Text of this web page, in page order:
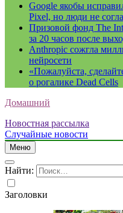
Google якобы
Pixel, но люди не
Призовой фонд The
за 20 часов после
Anthropic сожгла
нейросети
«Пожалуйста,
о рогалике Dead Cells
Домашний
Новостная рассылка
Случайные новости
Меню
Найти:
Заголовки